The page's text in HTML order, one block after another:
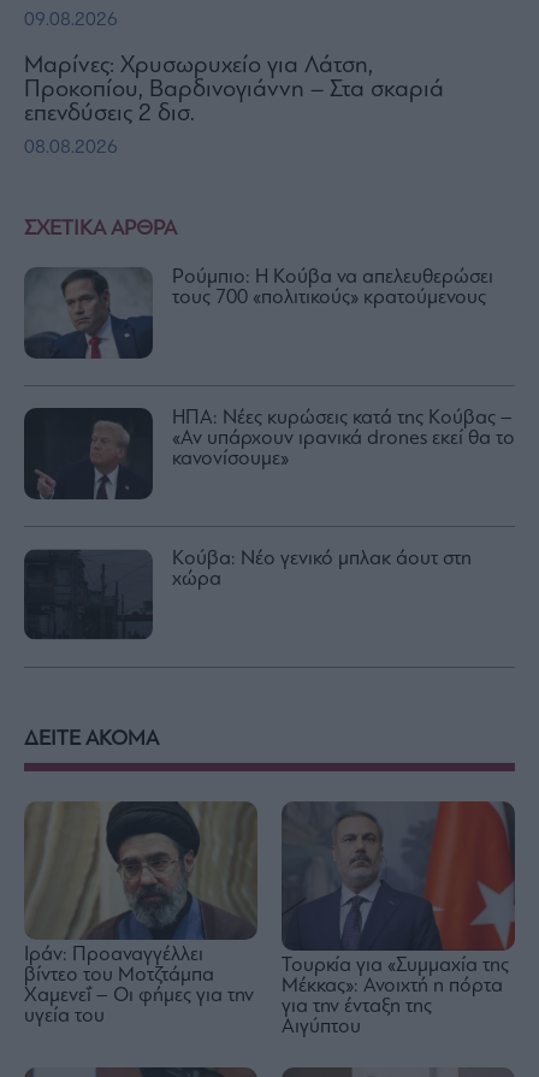
ΣΧΕΤΙΚΑ ΑΡΘΡΑ
Ρούμπιο: Η Κούβα να απελευθερώσει
τους 700 «πολιτικούς» κρατούμενους
ΗΠΑ: Νέες κυρώσεις κατά της Κούβας –
«Αν υπάρχουν ιρανικά drones εκεί θα το
κανονίσουμε»
Κούβα: Νέο γενικό μπλακ άουτ στη
χώρα
09.08.2026
Μαρίνες: Χρυσωρυχείο για Λάτση,
Προκοπίου, Βαρδινογιάννη – Στα σκαριά
επενδύσεις 2 δισ.
08.08.2026
ΔΕΙΤΕ ΑΚΟΜΑ
Ιράν: Προαναγγέλλει
βίντεο του Μοτζτάμπα
Χαμενεΐ – Οι φήμες για την
υγεία του
Τουρκία για «Συμμαχία της
Μέκκας»: Ανοιχτή η πόρτα
για την ένταξη της
Αιγύπτου